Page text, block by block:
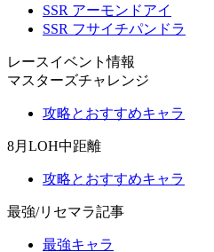
SSR アーモンドアイ
SSR フサイチパンドラ
レースイベント情報
マスターズチャレンジ
攻略とおすすめキャラ
8月LOH中距離
攻略とおすすめキャラ
最強/リセマラ記事
最強キャラ